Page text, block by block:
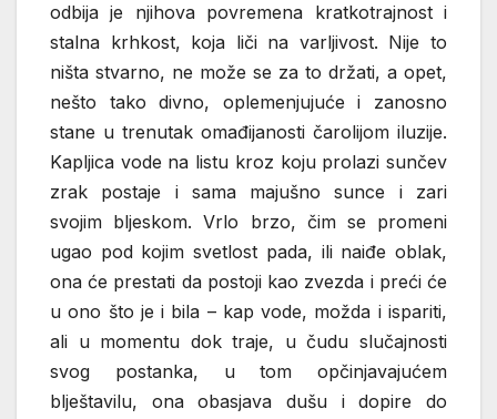
odbija je njihova povremena kratkotrajnost i
stalna krhkost, koja liči na varljivost. Nije to
ništa stvarno, ne može se za to držati, a opet,
nešto tako divno, oplemenjujuće i zanosno
stane u trenutak omađijanosti čarolijom iluzije.
Kapljica vode na listu kroz koju prolazi sunčev
zrak postaje i sama majušno sunce i zari
svojim bljeskom. Vrlo brzo, čim se promeni
ugao pod kojim svetlost pada, ili naiđe oblak,
ona će prestati da postoji kao zvezda i preći će
u ono što je i bila – kap vode, možda i ispariti,
ali u momentu dok traje, u čudu slučajnosti
svog postanka, u tom opčinjavajućem
blještavilu, ona obasjava dušu i dopire do